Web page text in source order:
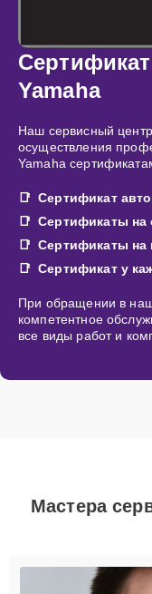
Yamaha
Наш сервисный
осуществления
Yamaha
Сертификат
Сертификаты на
Сертификаты на
Сертификат у
При обращении в наш
компетентное
все виды работ и
Мастера